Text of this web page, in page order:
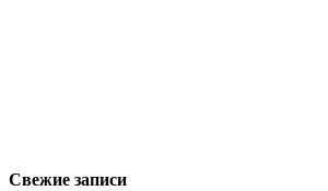
Свежие записи